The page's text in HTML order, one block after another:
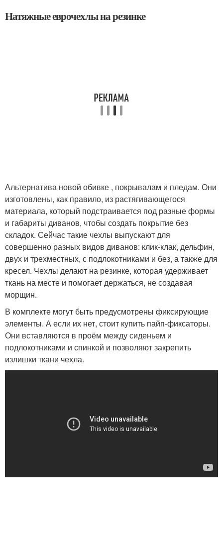
Натяжные еврочехлы на резинке
Альтернатива новой обивке , покрывалам и пледам. Они
изготовлены, как правило, из растягивающегося
материала, который подстраивается под разные формы
и габариты диванов, чтобы создать покрытие без
складок. Сейчас такие чехлы выпускают для
совершенно разных видов диванов: клик-клак, дельфин,
двух и трехместных, с подлокотниками и без, а также для
кресел. Чехлы делают на резинке, которая удерживает
ткань на месте и помогает держаться, не создавая
морщин.
В комплекте могут быть предусмотрены фиксирующие
элементы. А если их нет, стоит купить пайп-фиксаторы.
Они вставляются в проём между сиденьем и
подлокотниками и спинкой и позволяют закрепить
излишки ткани чехла.